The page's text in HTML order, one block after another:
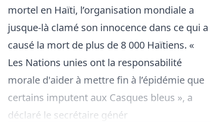
mortel en Haïti, l’organisation mondiale a
jusque-là clamé son innocence dans ce qui a
causé la mort de plus de 8 000 Haïtiens. «
Les Nations unies ont la responsabilité
morale d'aider à mettre fin à l’épidémie que
certains imputent aux Casques bleus », a
déclaré le secrétaire génér